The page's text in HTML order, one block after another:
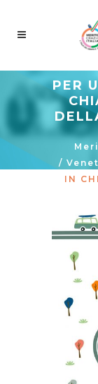
PER
/
IN